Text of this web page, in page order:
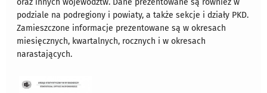
oraz innych województw. Dane prezentowane są również w
podziale na podregiony i powiaty, a także sekcje i działy PKD.
Zamieszczone informacje prezentowane są w okresach
miesięcznych, kwartalnych, rocznych i w okresach
narastających.